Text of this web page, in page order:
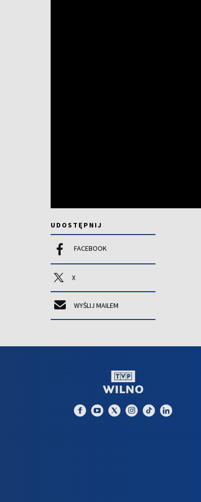
UDOSTĘPNIJ
FACEBOOK
X
WYŚLIJ MAILEM